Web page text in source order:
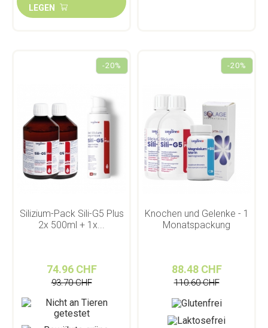
LEGEN
-20%
Silizium-Pack Sili-G5 Plus
2x 500ml + 1x...
74.96 CHF
93.70 CHF
-20%
Knochen und Gelenke - 1
Monatspackung
88.48 CHF
110.60 CHF